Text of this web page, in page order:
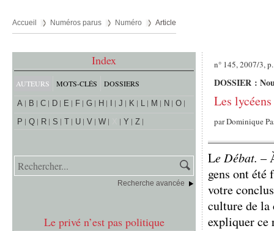
Accueil Numéros parus Numéro Article
Index
AUTEURS MOTS-CLÉS DOSSIERS
A B C D E F G H J K L M N
O
P
Q R S T U V W Y Z
Recherche avancée
Le privé n’est pas politique
n° 145, 2007/3,
DOSSIER :
Les
parDominique
Le Débat. –
gens ont été
votre
culture de la
expliquer ce